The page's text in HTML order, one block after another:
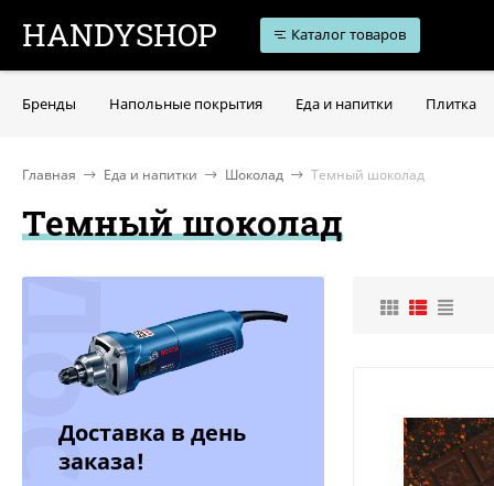
HANDYSHOP Каталог товаров
Бренды Напольные покрытия Еда и напитки Плитка
Главная Еда и напитки Шоколад Темный шоколад
Темный шоколад
Доставка в день
заказа!